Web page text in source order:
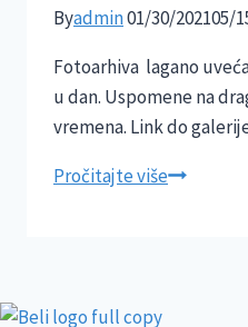
Byadmin01/30/202105/
Fotoarhiva lagano
u dan. Uspomene na
vremena. Link do
Pročitajte više